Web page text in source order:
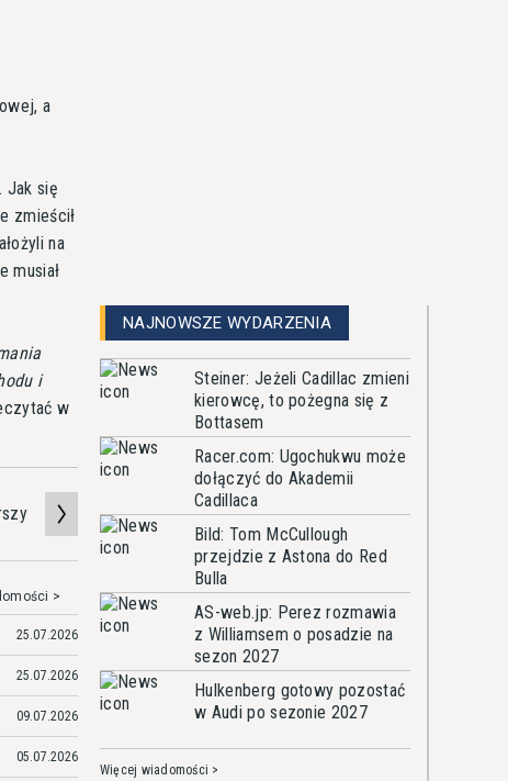
a
Jak się
zmieścił
na
musiał
i
w
>
25.07.2026
25.07.2026
09.07.2026
05.07.2026
NAJNOWSZE WYDARZENIA
Steiner: Jeżeli Cadillac zmieni
kierowcę, to pożegna się z
Bottasem
Racer.com: Ugochukwu może
dołączyć do Akademii
Cadillaca
Bild: Tom McCullough
przejdzie z Astona do Red
Bulla
AS-web.jp: Perez rozmawia
z Williamsem o posadzie na
sezon 2027
Hulkenberg gotowy pozostać
w Audi po sezonie 2027
Więcej wiadomości >